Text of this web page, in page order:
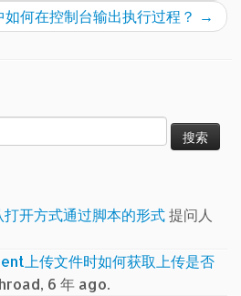
何在控制台输出执行过程？ →
开方式通过脚本的形式提问人
上传文件时如何获取上传是否
6 年 ago.